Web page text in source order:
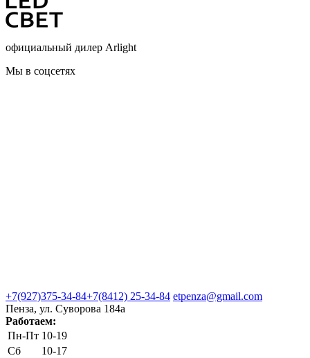
официальный дилер Arlight
Мы в соцсетях
+7(927)375-34-84+7(8412) 25-34-84 etpenza@gmail.com
Пенза, ул. Cуворова 184а
Работаем:
Пн-Пт 10-19
Сб
10-17